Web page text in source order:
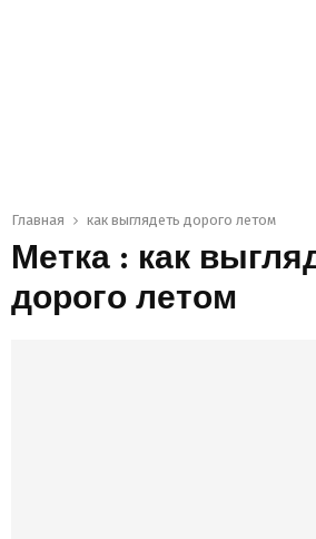
Главная как выглядеть дорого летом
Метка : как
дорого летом